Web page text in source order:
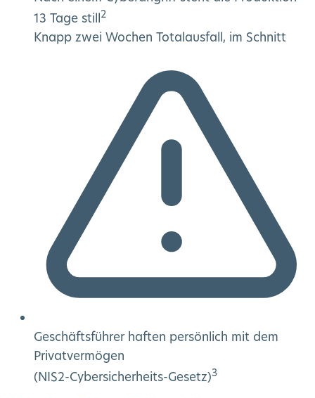
13 Tage still2
Knapp zwei Wochen Totalausfall, im Schnitt
Geschäftsführer haften persönlich mit dem
Privatvermögen
(NIS2-Cybersicherheits-Gesetz)3